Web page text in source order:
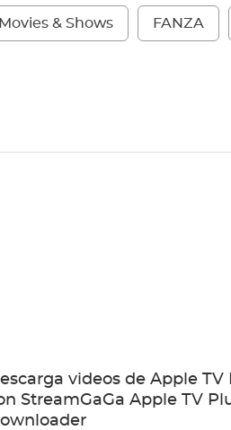
Movies & Shows FANZA
videos de Apple TV
StreamGaGa Apple TV